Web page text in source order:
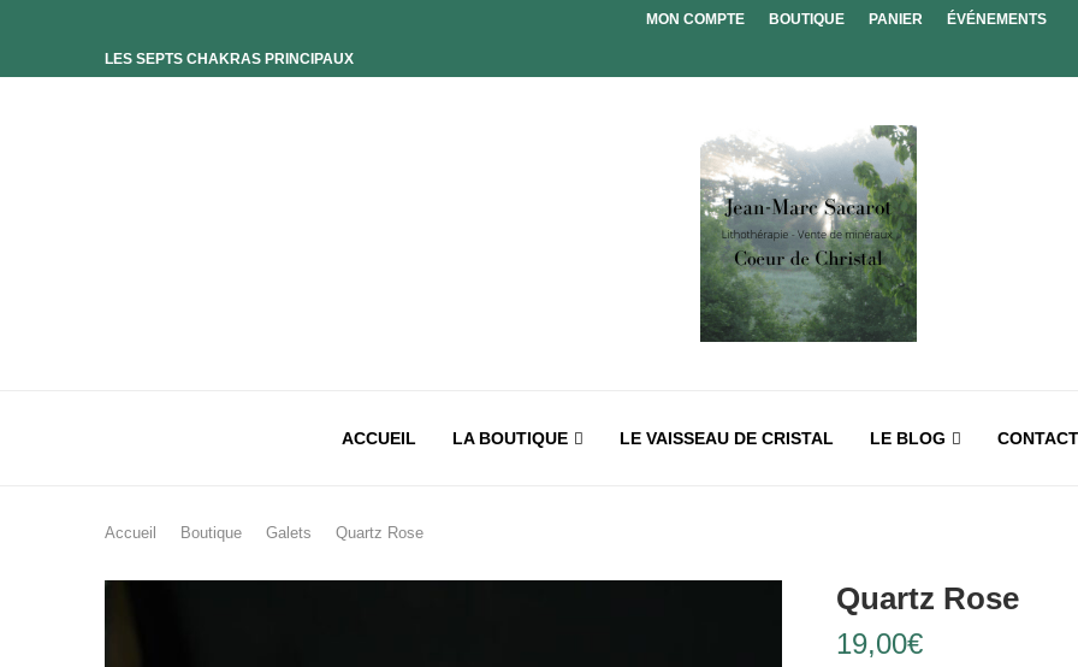
LES SEPTS CHAKRAS PRINCIPAUX
MON COMPTE BOUTIQUE PANIER ÉVÉNEMENTS
ACCUEIL LA BOUTIQUE LE VAISSEAU DE CRISTAL LE BLOG CONTACT
Accueil Boutique Galets Quartz Rose
Quartz Rose
19,00€